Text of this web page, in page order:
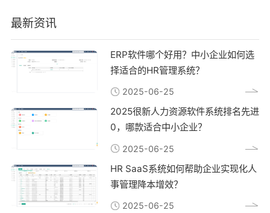
最新资讯
ERP软件哪个好用？中小企业如何选
择适合的HR管理系统？
2025-06-25
2025很新人力资源软件系统排名先进
0，哪款适合中小企业？
2025-06-25
HR SaaS系统如何帮助企业实现化人
事管理降本增效？
2025-06-25